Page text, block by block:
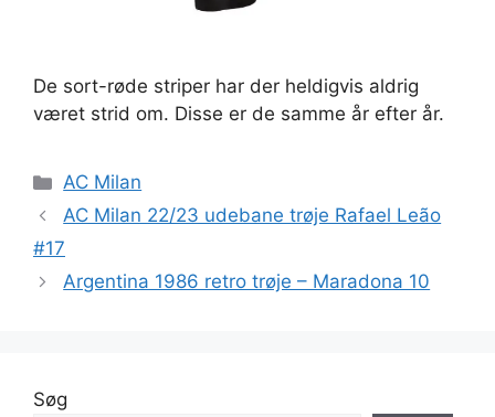
De sort-røde striper har der heldigvis aldrig
været strid om. Disse er de samme år efter år.
Kategorier
AC Milan
AC Milan 22/23 udebane trøje Rafael Leão
#17
Argentina 1986 retro trøje – Maradona 10
Søg